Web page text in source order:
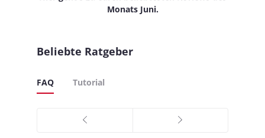
Monats Juni.
Beliebte Ratgeber
FAQ Tutorial